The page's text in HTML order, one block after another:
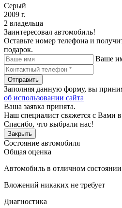
Серый
2009 г.
2 владельца
Заинтересовал автомобиль!
Оставьте номер телефона и
подарок.
Ваше
Отправить
Заполняя данную форму, вы
об использовании сайта
Ваша заявка принята.
Наш специалист свяжется с Вами
Спасибо, что выбрали нас!
Закрыть
Состояние автомобиля
Общая оценка
Автомобиль в отличном состоянии
Вложений никаких не требует
Диагностика